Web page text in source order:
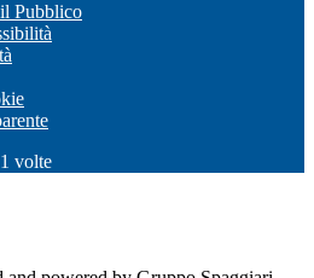
Pubblico
volte